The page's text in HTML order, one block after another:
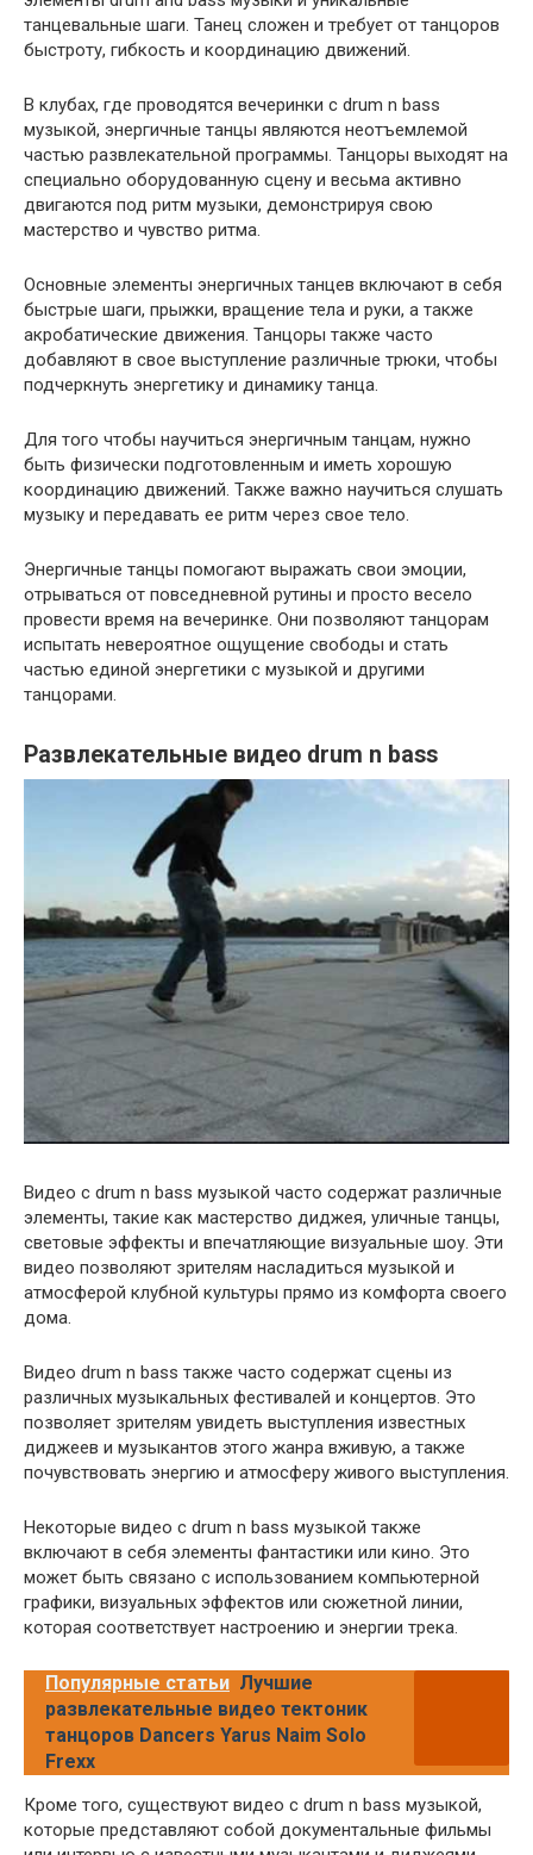
танцевальные шаги. Танец сложен и требует от танцоров
быстроту, гибкость и координацию движений.
В клубах, где проводятся вечеринки с drum n bass
музыкой, энергичные танцы являются неотъемлемой
частью развлекательной программы. Танцоры выходят на
специально оборудованную сцену и весьма активно
двигаются под ритм музыки, демонстрируя свою
мастерство и чувство ритма.
Основные элементы энергичных танцев включают в себя
быстрые шаги, прыжки, вращение тела и руки, а также
акробатические движения. Танцоры также часто
добавляют в свое выступление различные трюки, чтобы
подчеркнуть энергетику и динамику танца.
Для того чтобы научиться энергичным танцам, нужно
быть физически подготовленным и иметь хорошую
координацию движений. Также важно научиться слушать
музыку и передавать ее ритм через свое тело.
Энергичные танцы помогают выражать свои эмоции,
отрываться от повседневной рутины и просто весело
провести время на вечеринке. Они позволяют танцорам
испытать невероятное ощущение свободы и стать
частью единой энергетики с музыкой и другими
танцорами.
Развлекательные видео drum n bass
Видео с drum n bass музыкой часто содержат различные
элементы, такие как мастерство диджея, уличные танцы,
световые эффекты и впечатляющие визуальные шоу. Эти
видео позволяют зрителям насладиться музыкой и
атмосферой клубной культуры прямо из комфорта своего
дома.
Видео drum n bass также часто содержат сцены из
различных музыкальных фестивалей и концертов. Это
позволяет зрителям увидеть выступления известных
диджеев и музыкантов этого жанра вживую, а также
почувствовать энергию и атмосферу живого выступления.
Некоторые видео с drum n bass музыкой также
включают в себя элементы фантастики или кино. Это
может быть связано с использованием компьютерной
графики, визуальных эффектов или сюжетной линии,
которая соответствует настроению и энергии трека.
Популярные статьи Лучшие
развлекательные видео тектоник
танцоров Dancers Yarus Naim Solo
Frexx
Кроме того, существуют видео с drum n bass музыкой,
которые представляют собой документальные фильмы